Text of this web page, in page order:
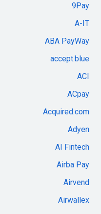
9Pay
A-IT
ABA PayWay
accept.blue
ACI
ACpay
Acquired.com
Adyen
AI Fintech
Airba Pay
Airvend
Airwallex